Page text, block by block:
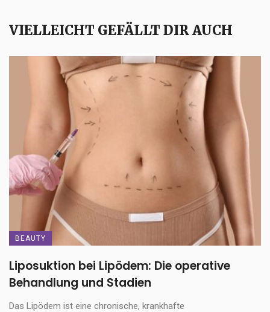
VIELLEICHT GEFÄLLT DIR AUCH
BEAUTY
Liposuktion bei Lipödem: Die operative
Behandlung und Stadien
Das Lipödem ist eine chronische, krankhafte